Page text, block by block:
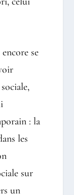
se
: la
les
sur
un